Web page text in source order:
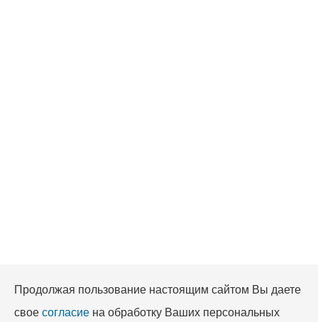
Продолжая пользование настоящим сайтом Вы даете
свое согласие на обработку Ваших персональных